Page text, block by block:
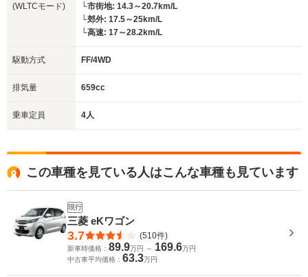
(WLTCモード)
└市街地: 14.3～20.7km/L
└郊外: 17.5～25km/L
└高速: 17～28.2km/L
駆動方式 FF/4WD
排気量 659cc
乗車定員 4人
この車種を見ている人はこんな車種も見ています
現行
三菱 eKワゴン
3.7 (510件)
新車時価格： 89.9万円 ～ 169.6万円
中古車平均価格： 63.3万円